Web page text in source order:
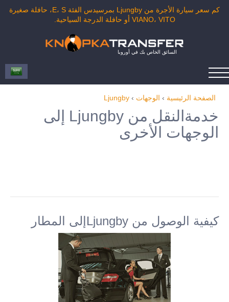
كم سعر سيارة الأجرة من Ljungby بمرسيدس الفئة E، S، حافلة صغيرة
VIANO، VITO أو حافلة الدرجة السياحية.
السائق الخاص بك في أوروبا
الصفحة الرئيسية › الوجهات ›
Ljungby
خدمةالنقل من Ljungby إلى
الوجهات الأخرى
كيفية الوصول من Ljungbyإلى المطار